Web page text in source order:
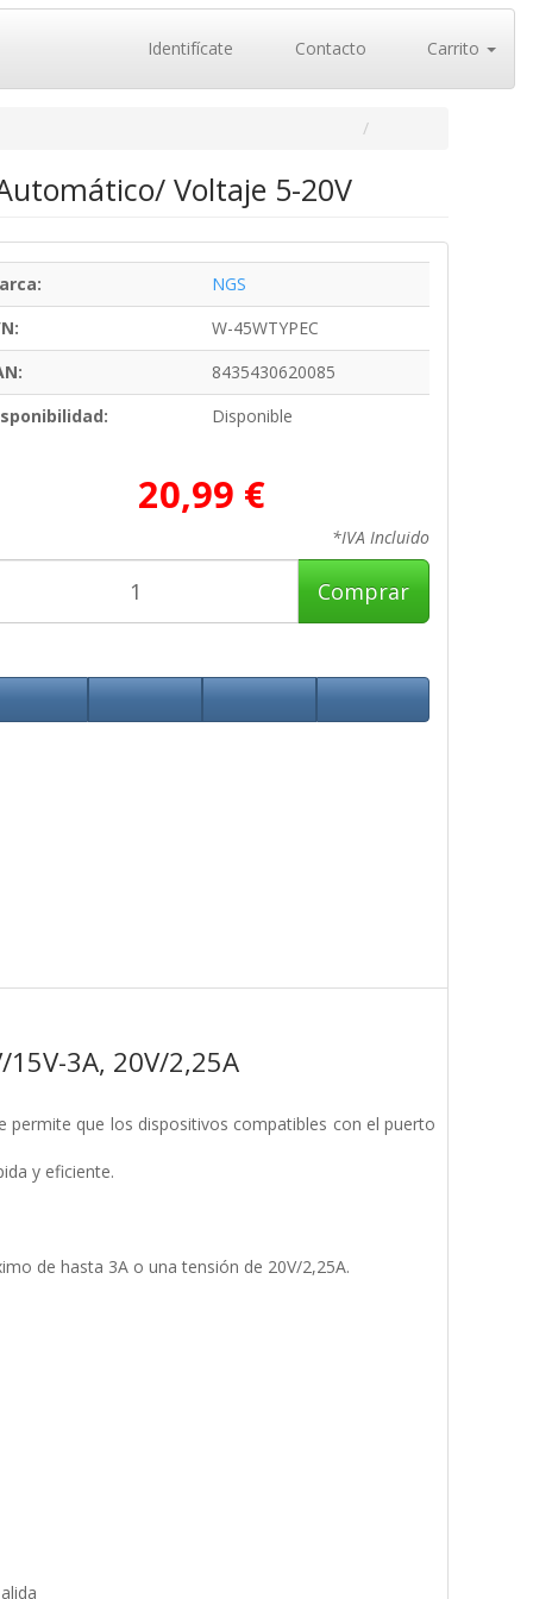
Identifícate Contacto Carrito
Voltaje 5-20V
NGS
W-45WTYPEC
8435430620085
Disponible
20,99 €
*IVA Incluido
Comprar
15V-3A, 20V/2,25A
que los dispositivos compatibles con el puerto
y eficiente.
de hasta 3A o una tensión de 20V/2,25A.